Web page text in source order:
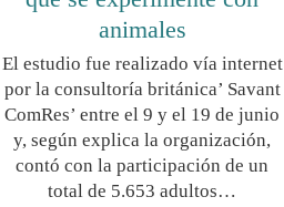
animales
El estudio fue realizado vía internet
por la consultoría británica’ Savant
ComRes’ entre el 9 y el 19 de junio
y, según explica la organización,
contó con la participación de un
total de 5.653 adultos…